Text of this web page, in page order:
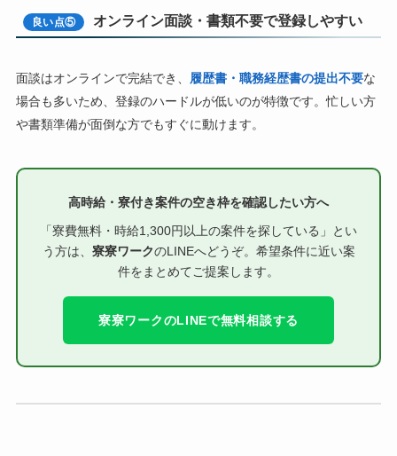
良い点⑤ オンライン面談・書類不要で登録しやすい
面談はオンラインで完結でき、 履歴書・職務経歴書の提出不要な
場合も多いため、登録のハードルが低いのが特徴です。忙しい方
や書類準備が面倒な方でもすぐに動けます。
高時給・寮付き案件の空き枠を確認したい方へ
「寮費無料・時給1,300円以上の案件を探している」とい
う方は、 寮寮ワークのLINEへどうぞ。希望条件に近い案
件をまとめてご提案します。
寮寮ワークのLINEで無料相談する